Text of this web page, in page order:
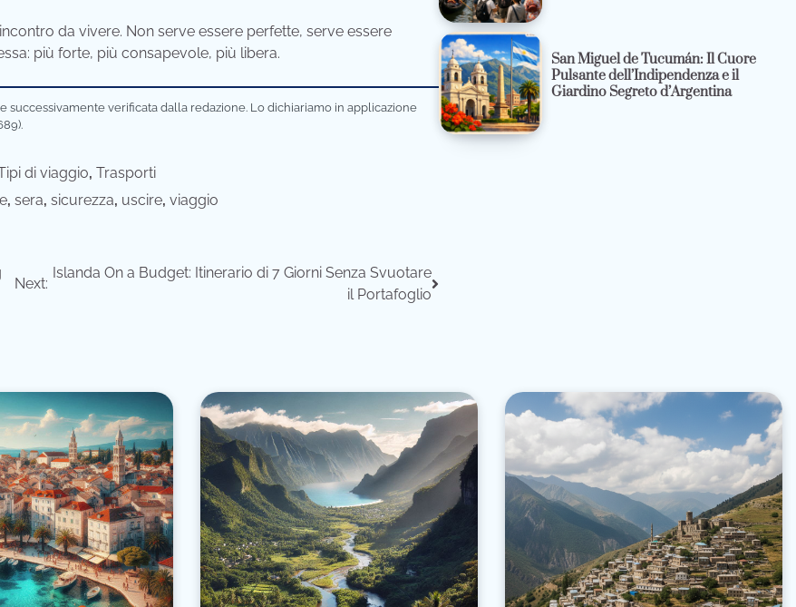
da vivere. Non serve essere perfette, serve essere
più forte, più consapevole, più libera.
verificata dalla redazione. Lo dichiariamo in applicazione
di viaggio, Trasporti
, sera, sicurezza, uscire, viaggio
Next:
Islanda On a Budget: Itinerario di 7 Giorni Senza Svuotare
il Portafoglio
San Miguel de Tucumán: Il Cuore
Pulsante dell’Indipendenza e il
Giardino Segreto d’Argentina